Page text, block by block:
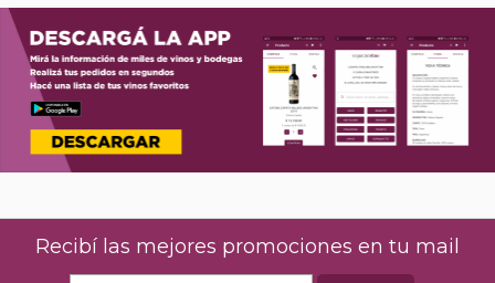
Recibí las mejores promociones en tu mail